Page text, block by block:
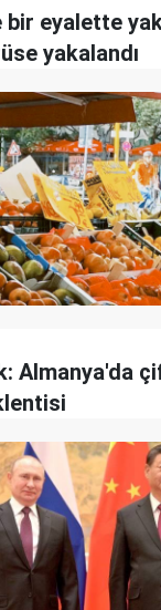
bir eyalette
yakalandı
Almanya'da